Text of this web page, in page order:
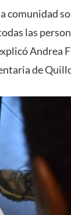
comunidad
las
Andrea
de